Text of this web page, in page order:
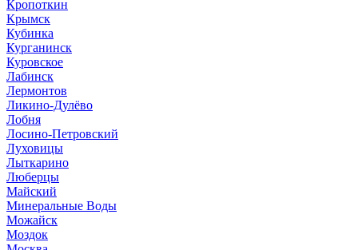
Кропоткин
Крымск
Кубинка
Курганинск
Куровское
Лабинск
Лермонтов
Ликино-Дулёво
Лобня
Лосино-Петровский
Луховицы
Лыткарино
Люберцы
Майский
Минеральные Воды
Можайск
Моздок